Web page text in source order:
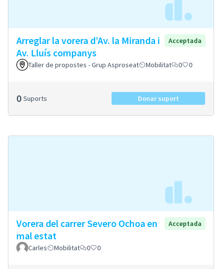
Arreglar la vorera d’Av. la Miranda i
Av. Lluís companys
Acceptada
Taller de propostes - Grup Asproseat Mobilitat 0 0
0 Suports Donar suport
Vorera del carrer Severo Ochoa en
mal estat
Acceptada
Carles Mobilitat 0 0